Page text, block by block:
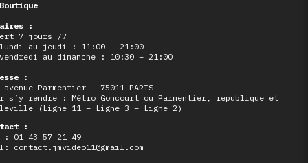
:
7 jours /7
lundi au jeudi : 11:00 – 21:00
au dimanche : 10:30 – 21:00
:
avenue Parmentier – 75011 PARIS
s’y rendre : Métro Goncourt ou Parmentier, republique et
(Ligne 11 – Ligne 3 – Ligne 2)
:
: 01 43 57 21 49
contact.jmvideo11@gmail.com